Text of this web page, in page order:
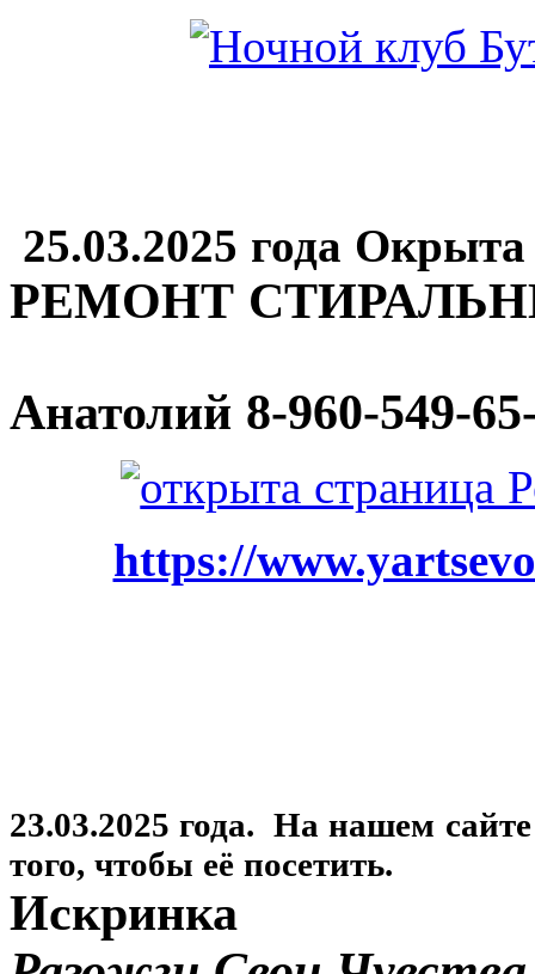
25.03.2025 года
РЕМОНТ
Анатолий 8-960-549-
https://
23.03.2025 года. На нашем
того, чтобы её посетить.
Искринка